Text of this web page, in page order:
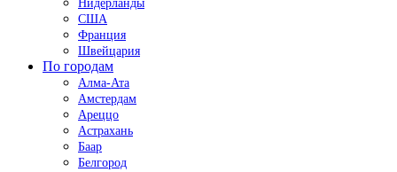
Нидерланды
США
Франция
Швейцария
По городам
Алма-Ата
Амстердам
Ареццо
Астрахань
Баар
Белгород